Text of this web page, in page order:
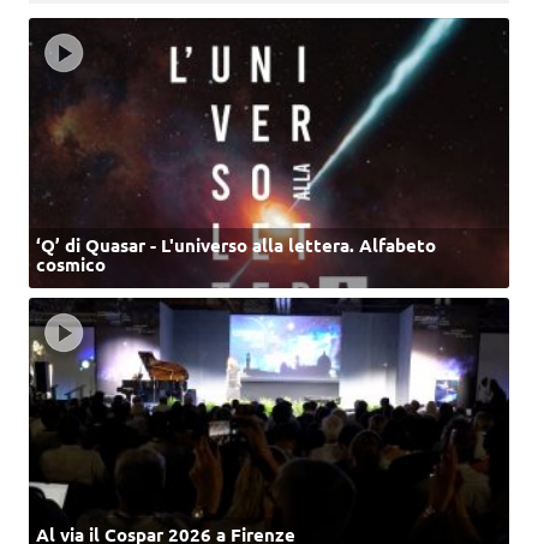
‘Q’ di Quasar - L'universo alla lettera. Alfabeto
cosmico
Al via il Cospar 2026 a Firenze